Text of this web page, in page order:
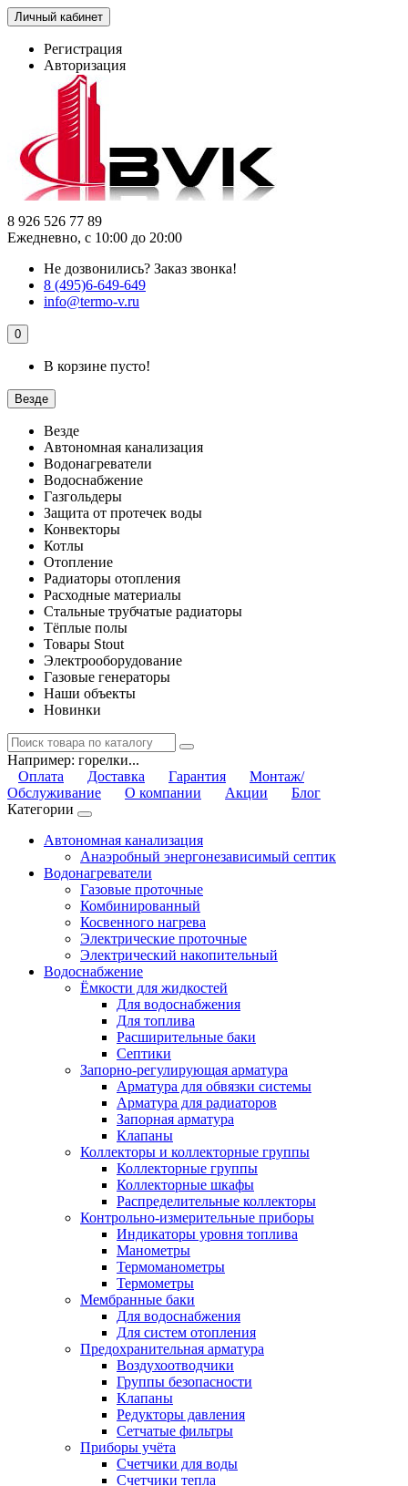
Личный кабинет
Регистрация
Авторизация
8 926 526 77 89
Ежедневно, с 10:00 до 20:00
Не дозвонились? Заказ звонка!
8 (495)6-649-649
info@termo-v.ru
0
В корзине пусто!
Везде
Везде
Автономная канализация
Водонагреватели
Водоснабжение
Газгольдеры
Защита от протечек воды
Конвекторы
Котлы
Отопление
Радиаторы отопления
Расходные материалы
Стальные трубчатые радиаторы
Тёплые полы
Товары Stout
Электрооборудование
Газовые генераторы
Наши объекты
Новинки
Например: горелки...
Оплата
Доставка Гарантия
Монтаж/
Обслуживание
О компании Акции
Блог
Категории
Автономная канализация
Анаэробный энергонезависимый септик
Водонагреватели
Газовые проточные
Комбинированный
Косвенного нагрева
Электрические проточные
Электрический накопительный
Водоснабжение
Ёмкости для жидкостей
Для водоснабжения
Для топлива
Расширительные баки
Септики
Запорно-регулирующая арматура
Арматура для обвязки системы
Арматура для радиаторов
Запорная арматура
Клапаны
Коллекторы и коллекторные группы
Коллекторные группы
Коллекторные шкафы
Распределительные коллекторы
Контрольно-измерительные приборы
Индикаторы уровня топлива
Манометры
Термоманометры
Термометры
Мембранные баки
Для водоснабжения
Для систем отопления
Предохранительная арматура
Воздухоотводчики
Группы безопасности
Клапаны
Редукторы давления
Сетчатые фильтры
Приборы учёта
Счетчики для воды
Счетчики тепла